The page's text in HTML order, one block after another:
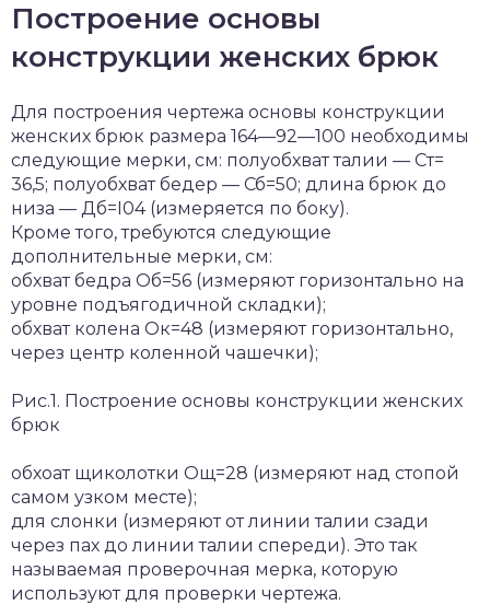
Построение основы
конструкции женских брюк
Для построения чертежа основы конструкции
женских брюк размера 164—92—100 необходимы
следующие мерки, см: полуобхват талии — Ст=
36,5; полуобхват бедер — Сб=50; длина брюк до
низа — Дб=I04 (измеряется по боку).
Кроме того, требуются следующие
дополнительные мерки, см:
обхват бедра Об=56 (измеряют горизонтально на
уровне подъягодичной складки);
обхват колена Ок=48 (измеряют горизонтально,
через центр коленной чашечки);
Рис.1. Построение основы конструкции женских
брюк
обхоат щиколотки Ощ=28 (измеряют над стопой
самом узком месте);
для слонки (измеряют от линии талии сзади
через пах до линии талии спереди). Это так
называемая проверочная мерка, которую
используют для проверки чертежа.